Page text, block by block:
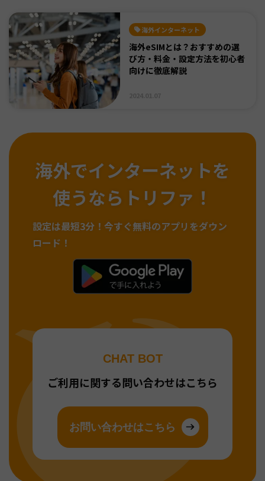
海外インターネット
海外eSIMとは？おすすめの選
び方・料金・設定方法を初心者
向けに徹底解説
海外でインターネットを
使うならトリファ！
設定は最短3分！ 今すぐ無料のアプリをダウン
ロード！
CHAT BOT
ご利用に関する問い合わせはこちら
お問い合わせはこちら